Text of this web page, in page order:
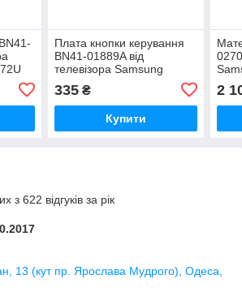
Плата кнопки керування
BN41-01889A від
телевізора Samsung
335₴
Купити
2
з 622 відгуків за рік
13 (кут пр. Ярослава Мудрого), Одеса,